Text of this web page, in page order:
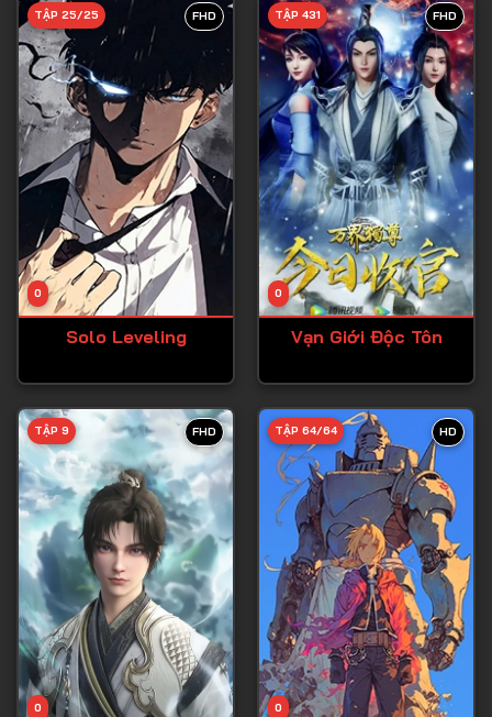
Tập 7
Tập 8
Tập 9
Tập 10
Tập 11
Tập 12
Tập 13
Tập 15
Tập 17
Tập 18
Tập 19
Tập 20
Tập 21
Tập 24
Tập 25
FHD
0
TẬP 25/25
Solo Leveling
FHD
0
TẬP 431
Vạn Giới Độc Tôn
FHD
0
TẬP 9 HD
0
TẬP 64/64